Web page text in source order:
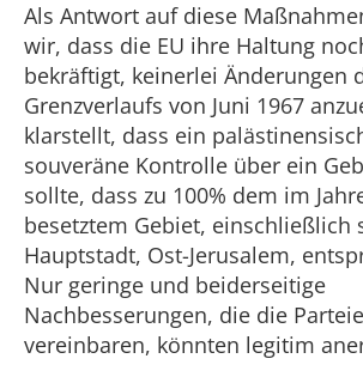
Als Antwort auf diese
wir, dass die EU ihre Haltung
bekräftigt, keinerlei Änderungen
Grenzverlaufs von Juni 1967
klarstellt, dass ein
souveräne Kontrolle über ein
sollte, dass zu 100% dem im
besetztem Gebiet, einschließlich
Hauptstadt, Ost-Jerusalem,
Nur geringe und beiderseitige
Nachbesserungen, die die
vereinbaren, könnten legitim